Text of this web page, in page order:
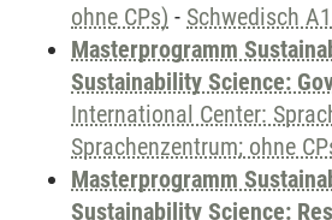
ohne CPs) - Schwedisch A1
Masterprogramm
Sustainability Science:
International Center:
Sprachenzentrum; ohne
Masterprogramm
Sustainability Science: